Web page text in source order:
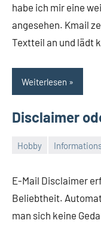
habe ich mir eine
angesehen. Kmail
Textteil an und lädt
Weiterlesen
Disclaimer
Hobby
Thomas
E-Mail Disclaimer
Beliebtheit.
man sich keine